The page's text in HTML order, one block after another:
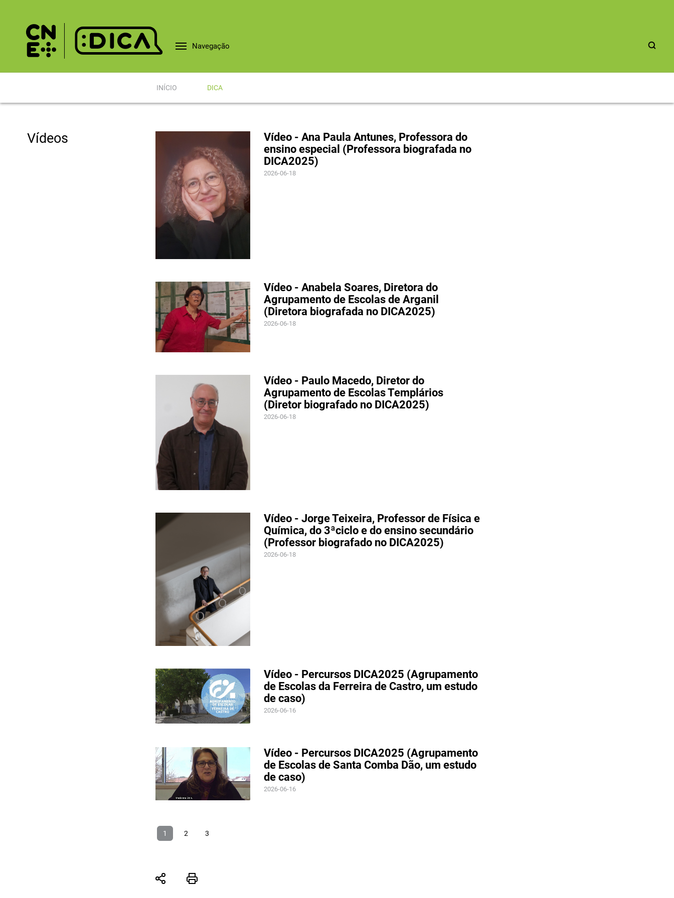
Navegação
INÍCIO DICA
Vídeos
Vídeo - Ana Paula Antunes, Professora do
ensino especial (Professora biografada no
DICA2025)
2026-06-18
Vídeo - Anabela Soares, Diretora do
Agrupamento de Escolas de Arganil
(Diretora biografada no DICA2025)
2026-06-18
Vídeo - Paulo Macedo, Diretor do
Agrupamento de Escolas Templários
(Diretor biografado no DICA2025)
2026-06-18
Vídeo - Jorge Teixeira, Professor de Física e
Química, do 3ªciclo e do ensino secundário
(Professor biografado no DICA2025)
2026-06-18
Vídeo - Percursos DICA2025 (Agrupamento
de Escolas da Ferreira de Castro, um estudo
de caso)
2026-06-16
Vídeo - Percursos DICA2025 (Agrupamento
de Escolas de Santa Comba Dão, um estudo
de caso)
2026-06-16
1 2 3